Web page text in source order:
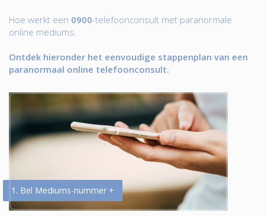
Hoe werkt een 0900-telefoonconsult met paranormale
online mediums.
Ontdek hieronder het eenvoudige stappenplan van een
paranormaal online telefoonconsult.
1. Bel Mediums-nummer +